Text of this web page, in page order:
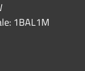
1BAL1M